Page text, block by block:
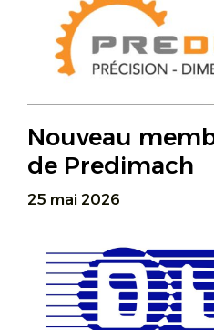
Nouveau
de Predimach
25 mai 2026